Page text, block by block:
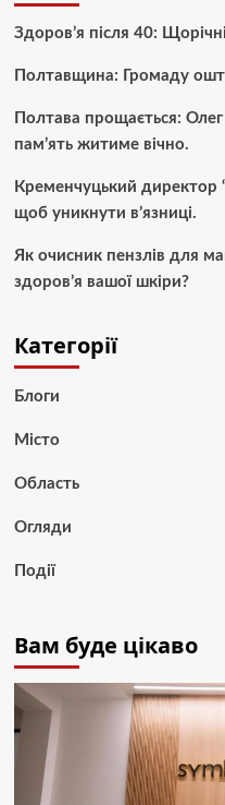
Здоров’я після 40:
Полтавщина: Громаду
Полтава прощається:
пам’ять житиме вічно.
Кременчуцький директор
щоб уникнути в’язниці.
Як очисник пензлів для
здоров’я вашої шкіри?
Категорії
Блоги
Місто
Область
Огляди
Події
Вам буде цікаво